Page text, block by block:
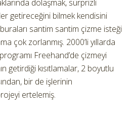
dolaşmak, sürprizli
getireceğini bilmek kendisini
buraları santim santim çizme isteği
çok zorlanmış. 2000’li yıllarda
Freehand’de çizmeyi
getirdiği kısıtlamalar, 2 boyutlu
bir de işlerinin
ertelemiş.